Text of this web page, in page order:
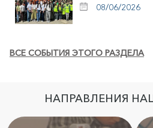
08/06/2026
ВСЕ СОБЫТИЯ ЭТОГО РАЗДЕЛА
НАПРАВЛЕНИЯ